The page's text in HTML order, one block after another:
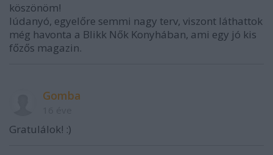
köszönöm!
lúdanyó, egyelőre semmi nagy terv, viszont láthattok
még havonta a Blikk Nők Konyhában, ami egy jó kis
főzős magazin.
Gomba
Gratulálok! :)